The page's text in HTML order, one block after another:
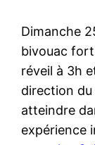
Dimanche
bivouac
réveil à 3h
direction du
atteindre
expérience